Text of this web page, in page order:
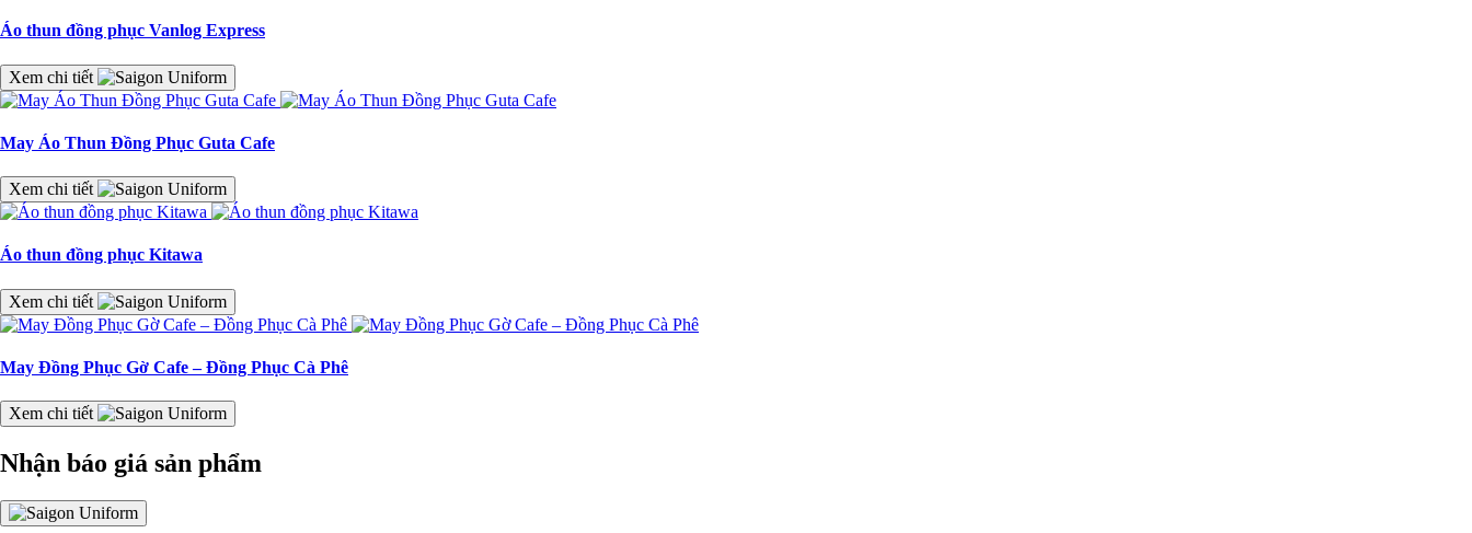
Áo thun đồng phục Vanlog Express
Xem chi tiết
May Áo Thun Đồng Phục Guta Cafe
Xem chi tiết
Áo thun đồng phục Kitawa
Xem chi tiết
May Đồng Phục Gờ Cafe – Đồng Phục Cà Phê
Xem chi tiết
Nhận báo giá sản phẩm